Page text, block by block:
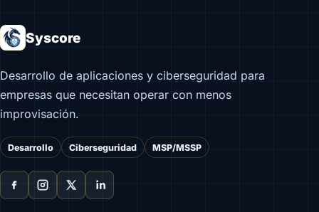
Syscore
Desarrollo de aplicaciones y ciberseguridad para
empresas que necesitan operar con menos
improvisación.
Desarrollo Ciberseguridad MSP/MSSP